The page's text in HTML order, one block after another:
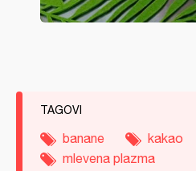
TAGOVI
banane
kakao
mlevena plazma